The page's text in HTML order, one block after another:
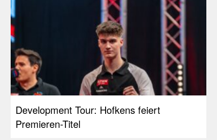
Development Tour: Hofkens feiert
Premieren-Titel